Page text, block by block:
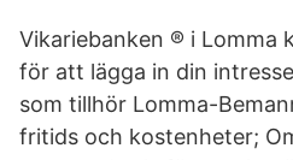
Vikariebanken ® i Lomma
för att lägga in din
som tillhör Lomma-
fritids och kostenheter;